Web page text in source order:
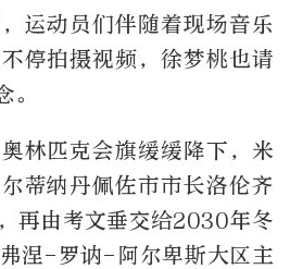
运动员们伴随着现场音乐
停拍摄视频，徐梦桃也请
林匹克会旗缓缓降下，米
蒂纳丹佩佐市市长洛伦齐
再由考文垂交给2030年冬
涅- 罗讷- 阿尔卑斯大区主